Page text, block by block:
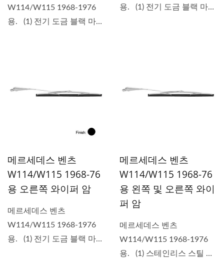
W114/W115 1968-1976
용. (1) 전기 도금 블랙 마감
용. (1) 전기 도금 블랙 마감
메르세데스 벤츠
W114/W115 1968-76
용 오른쪽 와이퍼 암
메르세데스 벤츠
W114/W115 1968-1976
용. (1) 전기 도금 블랙 마감
메르세데스 벤츠
W114/W115 1968-76
용 왼쪽 및 오른쪽 와이
퍼 암
메르세데스 벤츠
W114/W115 1968-1976
용. (1) 스테인리스 스틸 폴